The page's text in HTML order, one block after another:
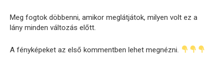
Meg fogtok döbbenni, amikor meglátjátok, milyen volt ez a
lány minden változás előtt.
A fényképeket az első kommentben lehet megnézni.